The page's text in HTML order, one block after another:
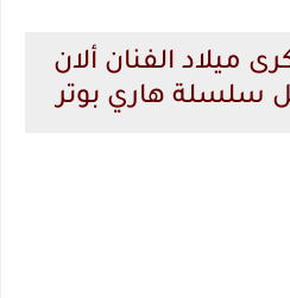
ميلاد الفنان ألان